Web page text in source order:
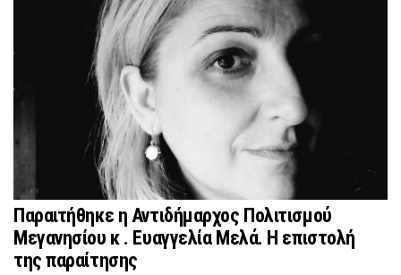
Παραιτήθηκε η Αντιδήμαρχος Πολιτισμού
Μεγανησίου κ . Ευαγγελία Μελά. Η επιστολή
της παραίτησης